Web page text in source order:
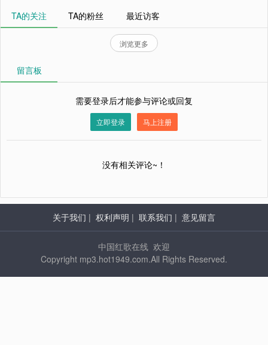
TA的关注 TA的粉丝 最近访客
浏览更多
留言板
需要登录后才能参与评论或回复
立即登录 马上注册
没有相关评论~！
关于我们 | 权利声明 | 联系我们 | 意见留言
中国红歌在线 欢迎
Copyright mp3.hot1949.com.All Rights Reserved.